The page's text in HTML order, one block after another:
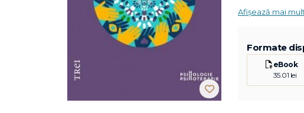
Afișează mai mult
Formate
eBook
35.01 lei